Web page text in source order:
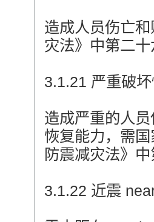
造成人员伤亡
灾法》中第二
3.1.21 严重破
造成严重的人
恢复能力，需
防震减灾法》
3.1.22 近震